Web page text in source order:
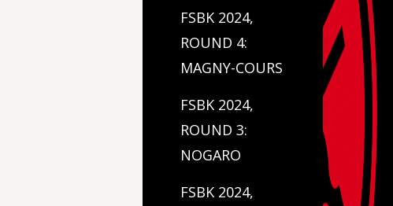
FSBK 2024,
ROUND 4:
MAGNY-COURS
FSBK 2024,
ROUND 3:
NOGARO
FSBK 2024,